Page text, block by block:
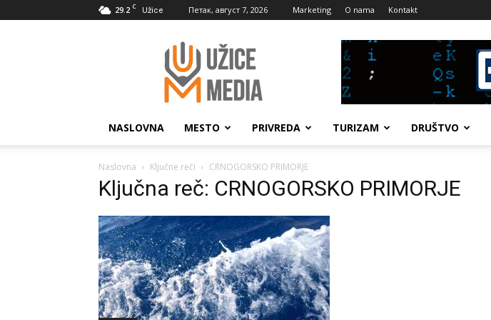
29.2 C Užice Петак, август 7, 2026 Marketing O nama Kontakt
UžiceMedia
NASLOVNA MESTO PRIVREDA TURIZAM DRUŠTVO
Naslovna Ključne reči CRNOGORSKO PRIMORJE
Ključna reč: CRNOGORSKO PRIMORJE